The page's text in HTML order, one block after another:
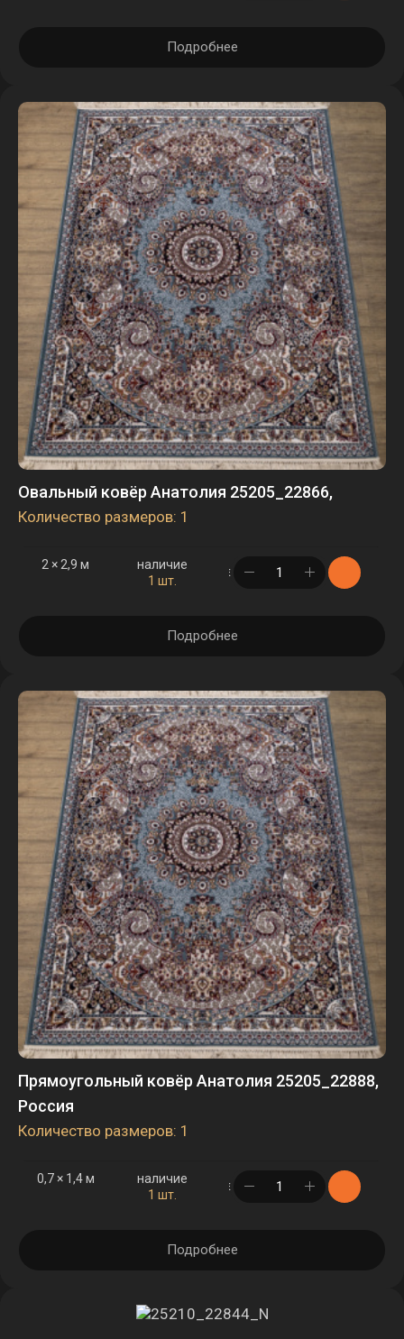
Подробнее
Овальный ковёр Анатолия 25205_22866,
Количество размеров: 1
2 × 2,9 м
наличие
1 шт.
в корзине
Подробнее
Прямоугольный ковёр Анатолия 25205_22888,
Россия
Количество размеров: 1
0,7 × 1,4 м
наличие
1 шт.
в корзине
Подробнее